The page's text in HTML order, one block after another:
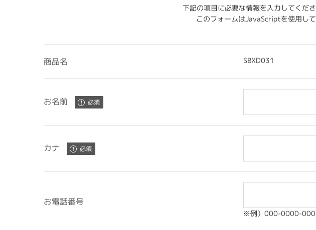
下記の項目に必要な情報を入力してくだ
このフォームはJavaScriptを使用し
商品名 SBXD031
お名前
カナ
お電話番号
※例）000-0000-